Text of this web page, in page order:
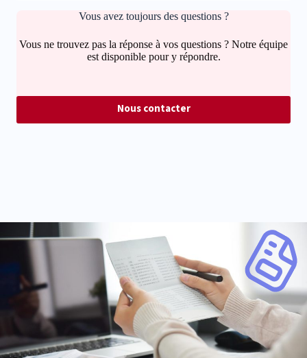
Vous avez toujours des questions ?
Vous ne trouvez pas la réponse à vos questions ? Notre équipe
est disponible pour y répondre.
Nous contacter